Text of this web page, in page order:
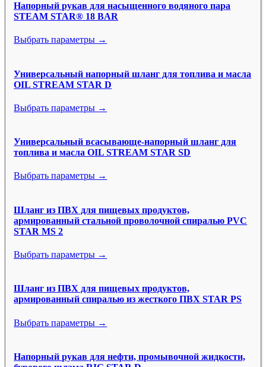
Напорный рукав для насыщенного водяного пара
STEAM STAR® 18 BAR
Выбрать параметры →
Универсальный напорный шланг для топлива и масла
OIL STREAM STAR D
Выбрать параметры →
Универсальный всасывающе-напорный шланг для
топлива и масла OIL STREAM STAR SD
Выбрать параметры →
Шланг из ПВХ для пищевых продуктов,
армированный стальной проволочной спиралью PVC
STAR MS 2
Выбрать параметры →
Шланг из ПВХ для пищевых продуктов,
армированный спиралью из жесткого ПВХ STAR PS
Выбрать параметры →
Напорный рукав для нефти, промывочной жидкости,